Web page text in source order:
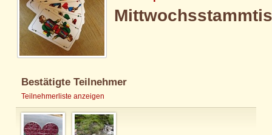
Bestätigte Teilnehmer
Teilnehmerliste anzeigen